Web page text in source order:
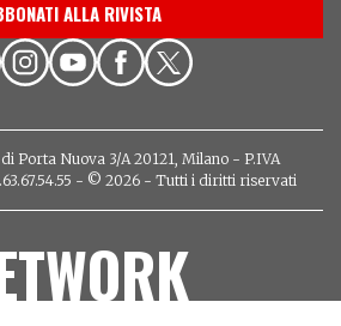
ALLA RIVISTA
Porta Nuova 3/A 20121, Milano - P.IVA
- © 2026 - Tutti i diritti riservati